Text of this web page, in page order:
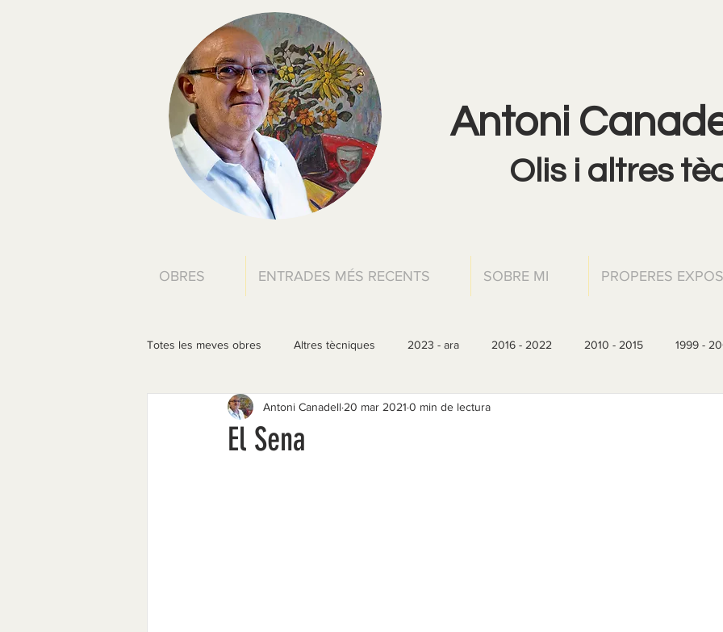
Antoni
Olis i altres
OBRES ENTRADES MÉS RECENTS SOBRE MI PROPERES
Totes les meves obres Altres tècniques 2023 - ara 2016 - 2022 2010 - 2015 1999 -
1977 - 1984 1968 - 1974
El Sena
Antoni Canadell 20 mar 2021 0 min de lectura